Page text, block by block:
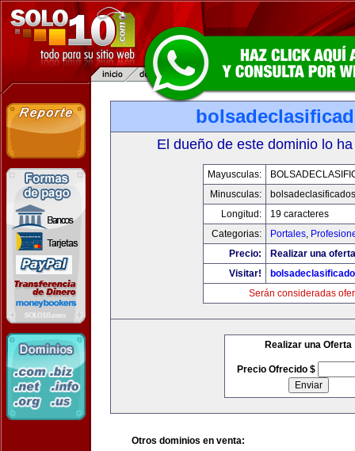
El dueño de este dominio lo
Mayusculas:
Minusculas:
Longitud:
19 caracteres
Categorias:
Portales,
Precio:
Realizar una
Visitar!
Serán consideradas
Realizar una Oferta
Precio Ofrecido $
Otros dominios en venta: